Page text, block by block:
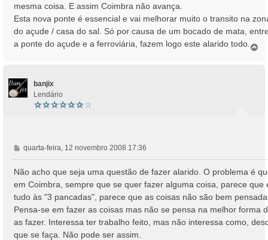
a
g
e
m
mesma coisa. E assim Coimbra não avança.
Esta nova ponte é essencial e vai melhorar muito o transito na
do açude / casa do sal. Só por causa de um bocado de mata,
a ponte do açude e a ferroviária, fazem logo este alarido todo.
banjix
Lendário
M
e
n
g
e
m
quarta-feira, 12 novembro 2008 17:36
Não acho que seja uma questão de fazer alarido. O problema é
em Coimbra, sempre que se quer fazer alguma coisa, parece que
tudo às "3 pancadas", parece que as coisas não são bem
Pensa-se em fazer as coisas mas não se pensa na melhor forma
as fazer. Interessa ter trabalho feito, mas não interessa como,
que se faça. Não pode ser assim.